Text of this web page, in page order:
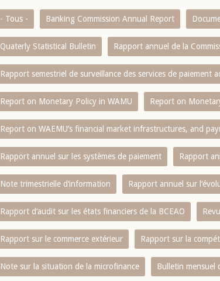
- Tous - Banking Commission Annual Report
Quaterly Statistical Bulletin Rapport annuel de la
Rapport semestriel de surveillance des services de paiement
Report on Monetary Policy in WAMU Report on
Report on WAEMU’s financial market infrastructures, and
Rapport annuel sur les systèmes de paiement Rapport
Note trimestrielle d‘information Rapport annuel sur
Rapport d‘audit sur les états financiers de la BCEAO
Rapport sur le commerce extérieur Rapport sur la
Note sur la situation de la microfinance Bulletin mensuel